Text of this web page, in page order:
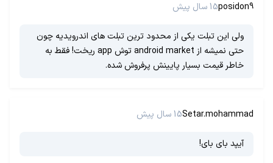
posidon915 سال پیش
ولی این تبلت یکی از محدود ترین تبلت های اندرویدیه چون
حتی نمیشه از android market توش app ریخت! فقط به
خاطر قیمت بسیار پایینش پرفروش شده.
Setar.mohammad15 سال پیش
آیپد بای بای!